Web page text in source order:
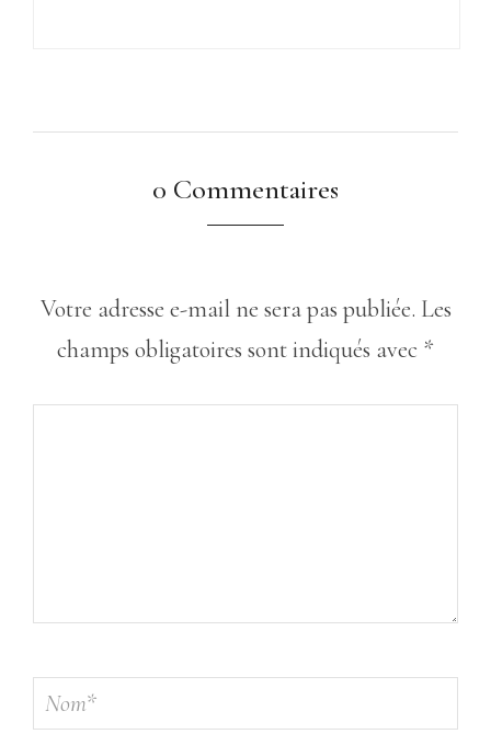
0 Commentaires
Votre adresse e-mail ne sera pas publiée. Les
champs obligatoires sont indiqués avec *